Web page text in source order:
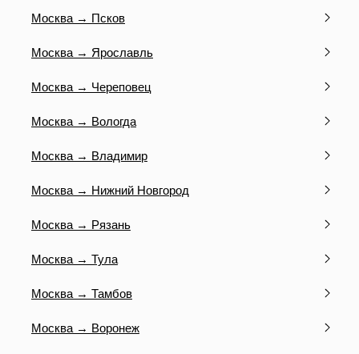
Москва → Псков
Москва → Ярославль
Москва → Череповец
Москва → Вологда
Москва → Владимир
Москва → Нижний Новгород
Москва → Рязань
Москва → Тула
Москва → Тамбов
Москва → Воронеж